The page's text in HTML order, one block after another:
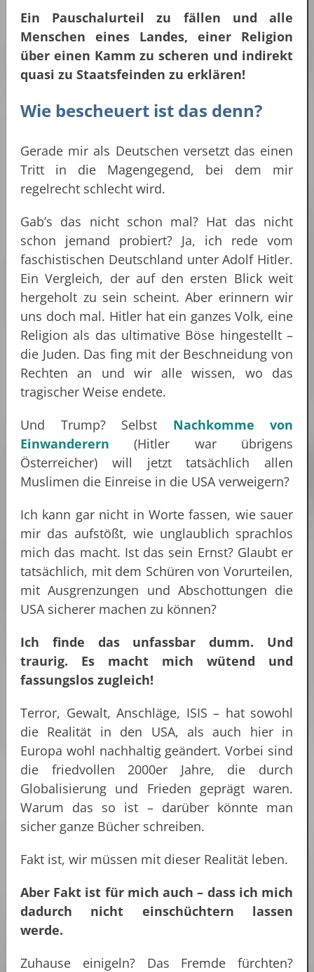
Ein Pauschalurteil zu fällen und alle
Menschen eines Landes, einer Religion
über einen Kamm zu scheren und indirekt
quasi zu Staatsfeinden zu erklären!
Wie bescheuert ist das denn?
Gerade mir als Deutschen versetzt das einen
Tritt in die Magengegend, bei dem mir
regelrecht schlecht wird.
Gab’s das nicht schon mal? Hat das nicht
schon jemand probiert? Ja, ich rede vom
faschistischen Deutschland unter Adolf Hitler.
Ein Vergleich, der auf den ersten Blick weit
hergeholt zu sein scheint. Aber erinnern wir
uns doch mal. Hitler hat ein ganzes Volk, eine
Religion als das ultimative Böse hingestellt –
die Juden. Das fing mit der Beschneidung von
Rechten an und wir alle wissen, wo das
tragischer Weise endete.
Und Trump? Selbst Nachkomme von
Einwanderern (Hitler war übrigens
Österreicher) will jetzt tatsächlich allen
Muslimen die Einreise in die USA verweigern?
Ich kann gar nicht in Worte fassen, wie sauer
mir das aufstößt, wie unglaublich sprachlos
mich das macht. Ist das sein Ernst? Glaubt er
tatsächlich, mit dem Schüren von Vorurteilen,
mit Ausgrenzungen und Abschottungen die
USA sicherer machen zu können?
Ich finde das unfassbar dumm. Und
traurig. Es macht mich wütend und
fassungslos zugleich!
Terror, Gewalt, Anschläge, ISIS – hat sowohl
die Realität in den USA, als auch hier in
Europa wohl nachhaltig geändert. Vorbei sind
die friedvollen 2000er Jahre, die durch
Globalisierung und Frieden geprägt waren.
Warum das so ist – darüber könnte man
sicher ganze Bücher schreiben.
Fakt ist, wir müssen mit dieser Realität leben.
Aber Fakt ist für mich auch – dass ich mich
dadurch nicht einschüchtern lassen
werde.
Zuhause einigeln? Das Fremde fürchten?